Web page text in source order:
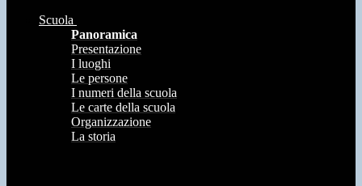
Scuola
Panoramica
Presentazione
I luoghi
Le persone
I numeri della scuola
Le carte della scuola
Organizzazione
La storia